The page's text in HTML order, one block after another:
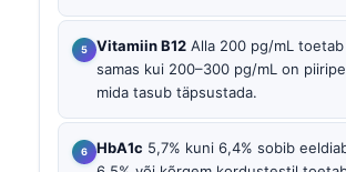
Vitamiin B12 Alla 200 pg/mL
samas kui 200–300 pg/mL on
mida tasub täpsustada.
HbA1c 5,7% kuni 6,4% sobib